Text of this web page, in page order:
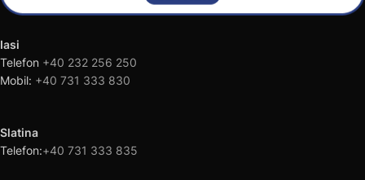
Iasi
Telefon +40 232 256 250
Mobil: +40 731 333 830
Slatina
Telefon:+40 731 333 835